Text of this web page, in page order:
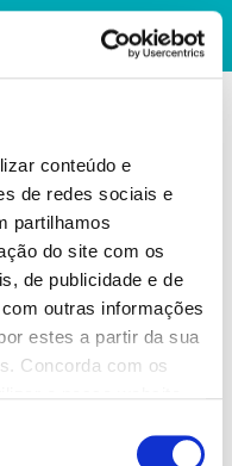
conteúdo e
de redes sociais e
partilhamos
do site com os
de publicidade e de
outras informações
estes a partir da sua
Concorda com os